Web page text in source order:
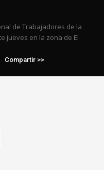
de Trabajadores de la
jueves en la zona de El
Compartir >>